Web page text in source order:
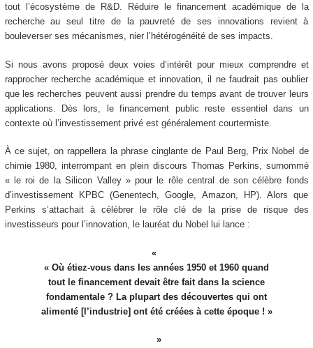
tout l’écosystème de R&D. Réduire le financement académique de la
recherche au seul titre de la pauvreté de ses innovations revient à
bouleverser ses mécanismes, nier l’hétérogénéité de ses impacts.
Si nous avons proposé deux voies d’intérêt pour mieux comprendre et
rapprocher recherche académique et innovation, il ne faudrait pas oublier
que les recherches peuvent aussi prendre du temps avant de trouver leurs
applications. Dès lors, le financement public reste essentiel dans un
contexte où l’investissement privé est généralement courtermiste.
À ce sujet, on rappellera la phrase cinglante de Paul Berg, Prix Nobel de
chimie 1980, interrompant en plein discours Thomas Perkins, surnommé
« le roi de la Silicon Valley » pour le rôle central de son célèbre fonds
d’investissement KPBC (Genentech, Google, Amazon, HP). Alors que
Perkins s’attachait à célébrer le rôle clé de la prise de risque des
investisseurs pour l’innovation, le lauréat du Nobel lui lance :
« Où étiez-vous dans les années 1950 et 1960 quand
tout le financement devait être fait dans la science
fondamentale ? La plupart des découvertes qui ont
alimenté [l’industrie] ont été créées à cette époque ! »